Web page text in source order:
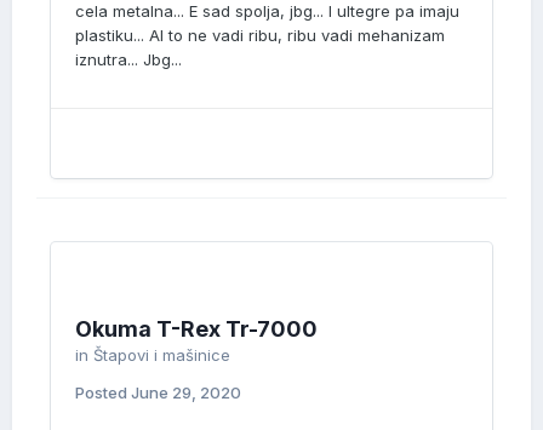
cela metalna... E sad spolja, jbg... I ultegre pa imaju
plastiku... Al to ne vadi ribu, ribu vadi mehanizam
iznutra... Jbg...
Okuma T-Rex Tr-7000
in Štapovi i mašinice
Posted June 29, 2020